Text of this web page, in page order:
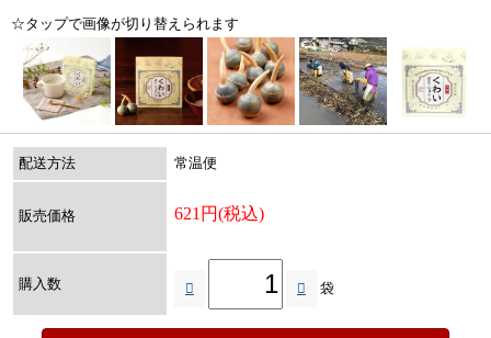
☆タップで画像が切り替えられます
配送方法 常温便
販売価格 621円(税込)
購入数 袋